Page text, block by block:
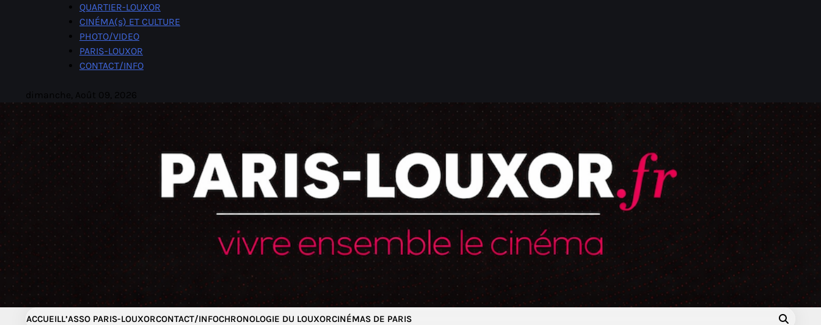
QUARTIER-LOUXOR
CINÉMA(s) ET CULTURE
PHOTO/VIDEO
PARIS-LOUXOR
CONTACT/INFO
dimanche, Août 09, 2026
ACCUEILL’ASSO PARIS-LOUXORCONTACT/INFOCHRONOLOGIE DU LOUXORCINÉMAS DE PARIS